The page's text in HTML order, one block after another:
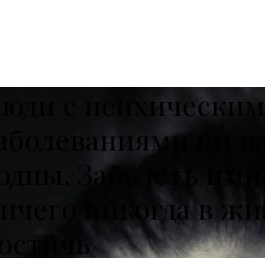
Люди с
заболеваниями ни
годны. Заболеть
ничего никогда в
достичь